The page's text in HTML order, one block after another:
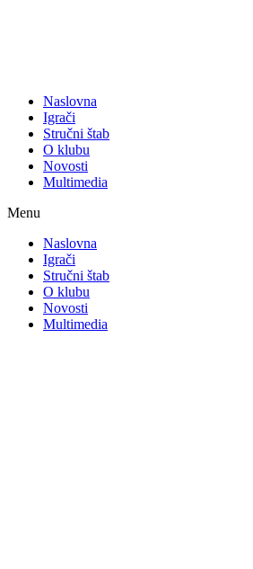
Naslovna
Igrači
Stručni štab
O klubu
Novosti
Multimedia
Menu
Naslovna
Igrači
Stručni štab
O klubu
Novosti
Multimedia